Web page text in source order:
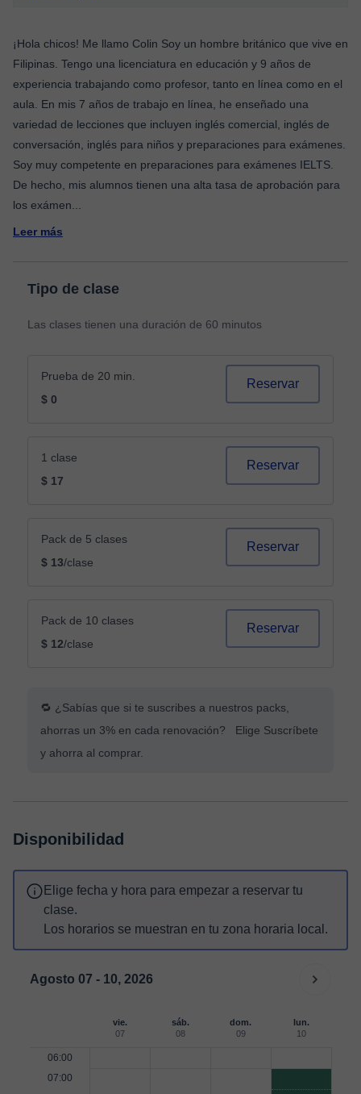
¡Hola chicos! Me llamo Colin Soy un hombre británico que vive en
Filipinas. Tengo una licenciatura en educación y 9 años de
experiencia trabajando como profesor, tanto en línea como en el
aula. En mis 7 años de trabajo en línea, he enseñado una
variedad de lecciones que incluyen inglés comercial, inglés de
conversación, inglés para niños y preparaciones para exámenes.
Soy muy competente en preparaciones para exámenes IELTS.
De hecho, mis alumnos tienen una alta tasa de aprobación para
los exámen
Leer más
Tipo de clase
Las clases tienen una duración de 60 minutos
Prueba de 20 min.
$ 0
Reservar
1 clase
$ 17
Reservar
Pack de 5 clases
$ 13/clase
Reservar
Pack de 10 clases
$ 12/clase
Reservar
🔁 ¿Sabías que si te suscribes a nuestros packs,
ahorras un 3% en cada renovación? Elige Suscríbete
y ahorra al comprar.
Disponibilidad
Elige fecha y hora para empezar a reservar tu
clase.
Los horarios se muestran en tu zona horaria local.
Agosto 07 - 10, 2026
vie.
07
sáb.
08
dom.
09
lun.
10
06:00
07:00